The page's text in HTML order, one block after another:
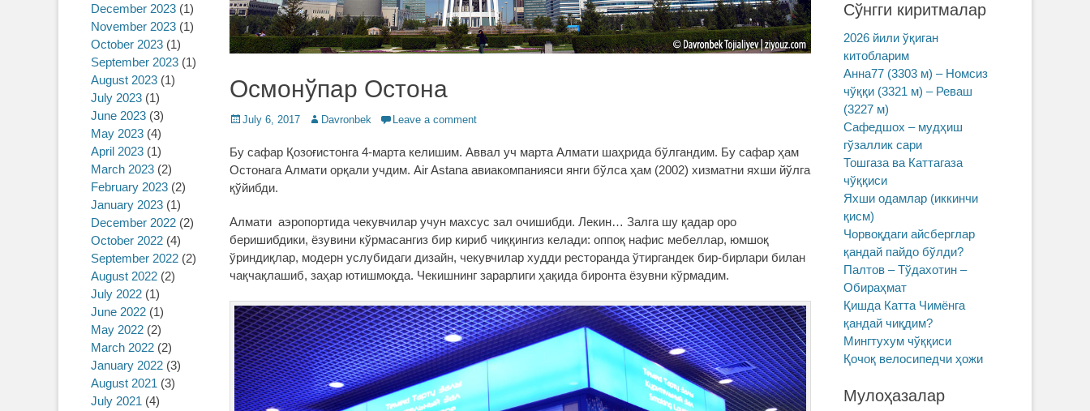
Осмонўпар Остона
Posted
July 6, 2017 Author
Davronbek Leave a comment
Бу сафар Қозоғистонга 4-марта келишим. Аввал уч марта Алмати шаҳрида бўлгандим. Бу сафар ҳам
Остонага Алмати орқали учдим. Air Astana авиакомпанияси янги бўлса ҳам (2002) хизматни яхши йўлга
қўйибди.
Алмати аэропортида чекувчилар учун махсус зал очишибди. Лекин… Залга шу қадар оро
беришибдики, ёзувини кўрмасангиз бир кириб чиққингиз келади: оппоқ нафис мебеллар, юмшоқ
ўриндиқлар, модерн услубидаги дизайн, чекувчилар худди ресторанда ўтиргандек бир-бирлари билан
чақчақлашиб, заҳар ютишмоқда. Чекишнинг зарарлиги ҳақида биронта ёзувни кўрмадим.
Сўнгги киритмалар
2026 йили ўқиган
китобларим
Анна77 (3303 м) – Номсиз
чўққи (3321 м) – Реваш
(3227 м)
Сафедшох – мудҳиш
гўзаллик сари
Тошгаза ва Каттагаза
чўққиси
Яхши одамлар (иккинчи
қисм)
Чорвоқдаги айсберглар
қандай пайдо бўлди?
Палтов – Тўдахотин –
Обираҳмат
Қишда Катта Чимёнга
қандай чиқдим?
Мингтухум чўққиси
Қочоқ велосипедчи ҳожи
Мулоҳазалар
December 2023 (1)
November 2023 (1)
October 2023 (1)
September 2023 (1)
August 2023 (1)
July 2023 (1)
June 2023 (3)
May 2023 (4)
April 2023 (1)
March 2023 (2)
February 2023 (2)
January 2023 (1)
December 2022 (2)
October 2022 (4)
September 2022 (2)
August 2022 (2)
July 2022 (1)
June 2022 (1)
May 2022 (2)
March 2022 (2)
January 2022 (3)
August 2021 (3)
July 2021 (4)